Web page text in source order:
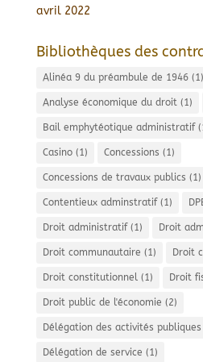
avril 2022
Bibliothèques des
Alinéa 9 du préambule de 1946(1)
Analyse économique du droit(1)
Bail emphytéotique administratif
Casino(1) Concessions (1)
Concessions de travaux publics (1)
Contentieux adminstratif(1)
Droit administratif(1) Droit
Droit communautaire (1) Droit
Droit constitutionnel(1) Droit
Droit public de l'économie (2)
Délégation des activités publiques
Délégation de service (1)